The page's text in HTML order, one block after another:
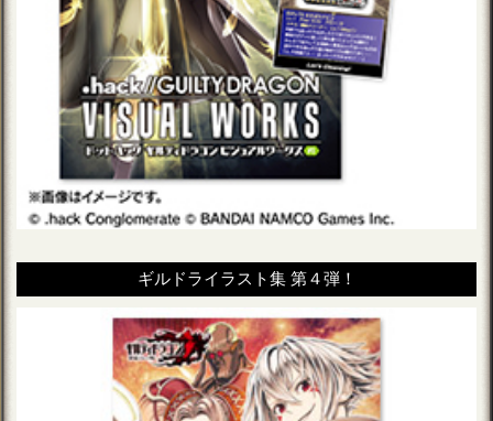
ギルドライラスト集 第４弾！